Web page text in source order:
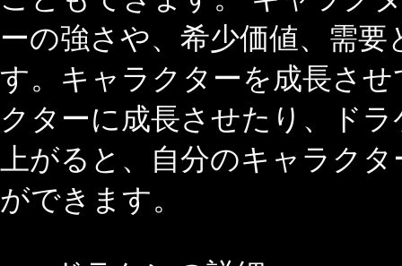
ーの強さや、希少価値、需
す。キャラクターを成長さ
クターに成長させたり、ド
上がると、自分のキャラク
ができます。